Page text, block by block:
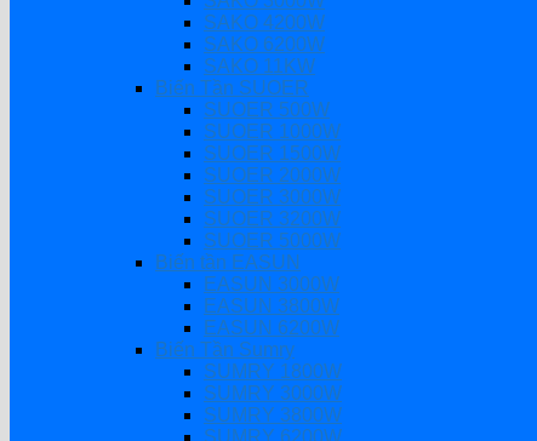
SAKO 4200W
SAKO 6200W
SAKO 11KW
Biến Tần SUOER
SUOER 500W
SUOER 1000W
SUOER 1500W
SUOER 2000W
SUOER 3000W
SUOER 3200W
SUOER 5000W
Biến tần EASUN
EASUN 3000W
EASUN 3800W
EASUN 6200W
Biến Tần Sumry
SUMRY 1800W
SUMRY 3000W
SUMRY 3800W
SUMRY 6200W